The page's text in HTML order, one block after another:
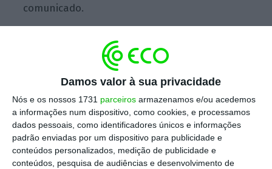
Damos valor à sua privacidade
Nós e os nossos 1731 parceiros armazenamos e/ou acedemos
a informações num dispositivo, como cookies, e processamos
dados pessoais, como identificadores únicos e informações
padrão enviadas por um dispositivo para publicidade e
conteúdos personalizados, medição de publicidade e
conteúdos, pesquisa de audiências e desenvolvimento de
comunicado.
Espaços de trabalho flexíveis ganham força
Ler Mais
“Percebemos que os modelos de
teletrabalho, em formato remoto ou híbrido,
estão cada vez mais presentes, sendo bem